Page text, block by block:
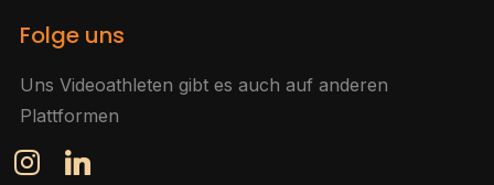
Folge uns
Uns Videoathleten gibt es auch auf anderen
Plattformen
instagramlinkedin